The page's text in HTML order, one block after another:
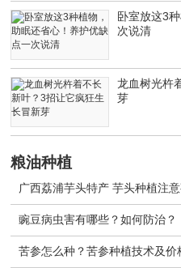
卧室放这3
次说清
龙血树光杵
芽
粮油种植
广西荔浦芋头特产 芋头种植注
豌豆病虫害有哪些？如何防治？
苦参怎么种？苦参种植技术及价